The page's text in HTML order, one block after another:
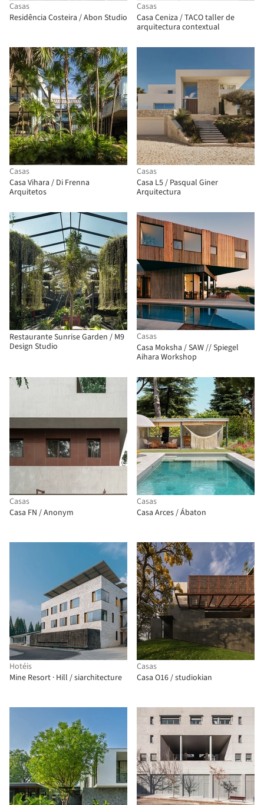
Casas
Residência Costeira / Abon Studio
Casas
Casa Ceniza / TACO taller de
arquitectura contextual
Casas
Casa Vihara / Di Frenna
Arquitetos
Casas
Casa L5 / Pasqual Giner
Arquitectura
Restaurante Sunrise Garden / M9
Design Studio
Casas
Casa Moksha / SAW // Spiegel
Aihara Workshop
Casas
Casa FN / Anonym
Casas
Casa Arces / Ábaton
Hotéis
Mine Resort · Hill / siarchitecture
Casas
Casa O16 / studiokian